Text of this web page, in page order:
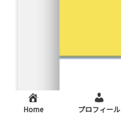
Home プロフィール